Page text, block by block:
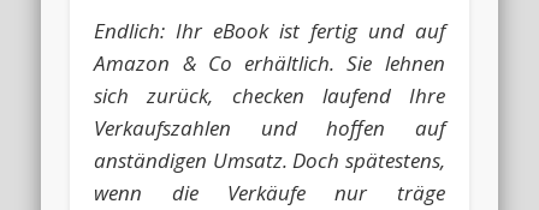
Endlich: Ihr eBook ist fertig und auf
Amazon & Co erhältlich. Sie lehnen
sich zurück, checken laufend Ihre
Verkaufszahlen und hoffen auf
anständigen Umsatz. Doch spätestens,
wenn die Verkäufe nur träge